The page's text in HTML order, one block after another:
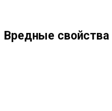
Вредные свойства